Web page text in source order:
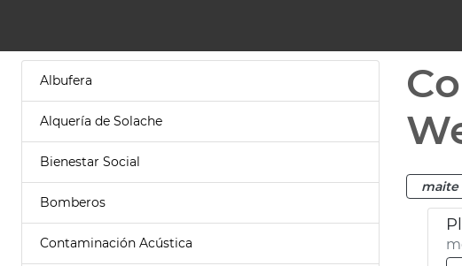
Albufera
Alquería de Solache
Bienestar Social
Bomberos
Contaminación Acústica
maite